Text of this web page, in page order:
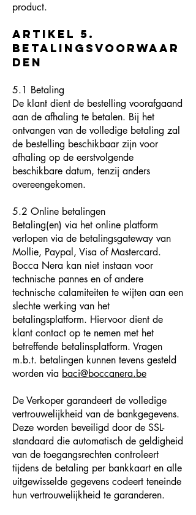
product.
Artikel 5.
Betalingsvoorwaar
den
5.1 Betaling
De klant dient de bestelling voorafgaand
aan de afhaling te betalen. Bij het
ontvangen van de volledige betaling zal
de bestelling beschikbaar zijn voor
afhaling op de eerstvolgende
beschikbare datum, tenzij anders
overeengekomen.
5.2 Online betalingen
Betaling(en) via het online platform
verlopen via de betalingsgateway van
Mollie, Paypal, Visa of Mastercard.
Bocca Nera kan niet instaan voor
technische pannes en of andere
technische calamiteiten te wijten aan een
slechte werking van het
betalingsplatform. Hiervoor dient de
klant contact op te nemen met het
betreffende betalinsplatform. Vragen
m.b.t. betalingen kunnen tevens gesteld
worden via baci@boccanera.be
De Verkoper garandeert de volledige
vertrouwelijkheid van de bankgegevens.
Deze worden beveiligd door de SSL-
standaard die automatisch de geldigheid
van de toegangsrechten controleert
tijdens de betaling per bankkaart en alle
uitgewisselde gegevens codeert teneinde
hun vertrouwelijkheid te garanderen.